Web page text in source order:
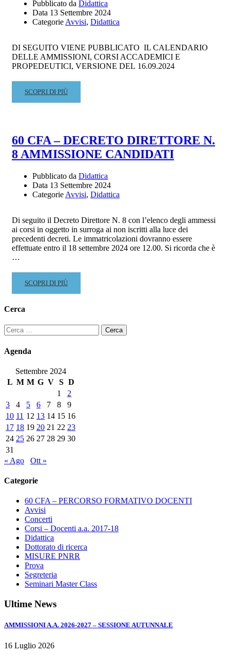
A.A.
2024-
AGGIORNAMENTO
DEL
16.09.24
Pubblicato da Didattica
Data 13 Settembre 2024
Categorie Avvisi, Didattica
DI SEGUITO VIENE PUBBLICATO IL CALENDARIO
DELLE AMMISSIONI, CORSI ACCADEMICI E
PROPEDEUTICI, VERSIONE DEL 16.09.2024
READ
MORE
A.A.
2024-
–
CORSI
ACCADEMICI
SCOPRI DI PIÙ
60 CFA – DECRETO DIRETTORE N.
8 AMMISSIONE CANDIDATI
Pubblicato da Didattica
Data 13 Settembre 2024
Categorie Avvisi, Didattica
Di seguito il Decreto Direttore N. 8 con l’elenco degli ammessi
ai corsi in oggetto in surroga ai non iscritti alla luce dei
precedenti decreti. Le immatricolazioni dovranno essere
effettuate entro il 18 settembre 2024 ore 12.00. Si ricorda che è
…
READ
MORE
60
CFA
–
DIRETTORE
8
AMMISSIONE
CANDIDATI
SCOPRI DI PIÙ
Cerca
Ricerca
per:
Agenda
Settembre 2024
L M M G V S D
1
2
3
4 5 6 7 8
9
10 11 12 13 14 15 16
17 18 19 20 21 22 23
24 25 26 27 28 29 30
31
« Ago
Ott »
Categorie
60 CFA – PERCORSO FORMATIVO DOCENTI
Avvisi
Concerti
Corsi – Docenti a.a. 2017-18
Didattica
Dottorato di ricerca
MISURE PNRR
Prova
Segreteria
Seminari Master Class
Ultime News
AMMISSIONI A.A. 2026-2027 – SESSIONE AUTUNNALE
16 Luglio 2026